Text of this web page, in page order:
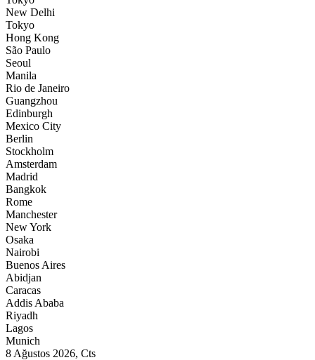
New Delhi
Tokyo
Hong Kong
São Paulo
Seoul
Manila
Rio de Janeiro
Guangzhou
Edinburgh
Mexico City
Berlin
Stockholm
Amsterdam
Madrid
Bangkok
Rome
Manchester
New York
Osaka
Nairobi
Buenos Aires
Abidjan
Caracas
Addis Ababa
Riyadh
Lagos
Munich
8 Ağustos 2026, Cts